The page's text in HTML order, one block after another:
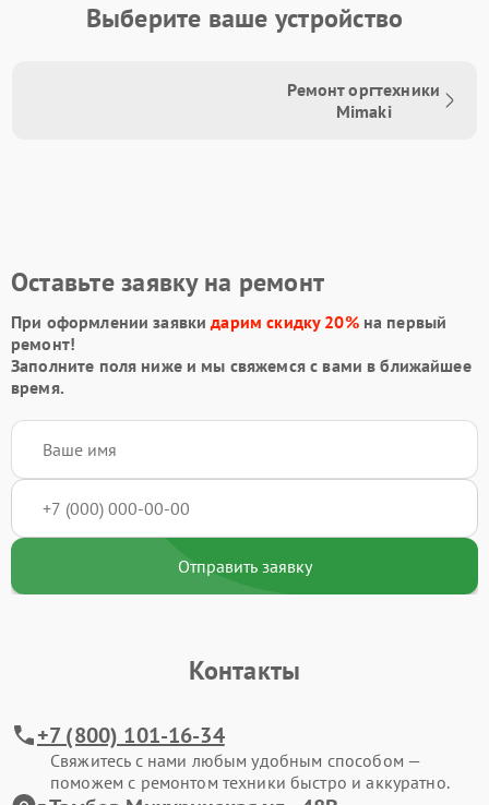
Выберите ваше устройство
Ремонт оргтехники
Mimaki
Оставьте заявку на ремонт
При оформлении заявкидарим скидку 20%на первый
ремонт!
Заполните поля ниже и мы свяжемся с вами в ближайшее
время.
Отправить заявку
Контакты
+7 (800) 101-16-34
Свяжитесь с нами любым удобным способом —
поможем с ремонтом техники быстро и аккуратно.